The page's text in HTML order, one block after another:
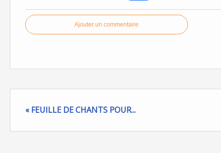
Ajouter un commentaire
« FEUILLE DE CHANTS POUR...